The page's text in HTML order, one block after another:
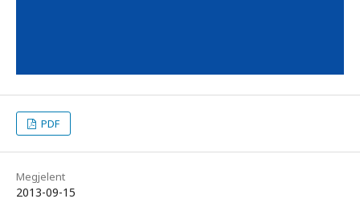
PDF
Megjelent
2013-09-15